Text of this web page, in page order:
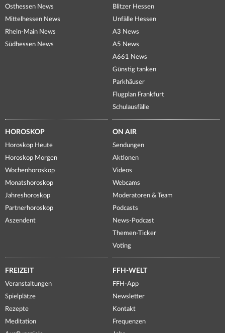
Osthessen News
Mittelhessen News
Rhein-Main News
Südhessen News
Blitzer Hessen
Unfälle Hessen
A3 News
A5 News
A661 News
Günstig tanken
Parkhäuser
Flugplan Frankfurt
Schulausfälle
HOROSKOP
Horoskop Heute
Horoskop Morgen
Wochenhoroskop
Monatshoroskop
Jahreshoroskop
Partnerhoroskop
Aszendent
ON AIR
Sendungen
Aktionen
Videos
Webcams
Moderatoren & Team
Podcasts
News-Podcast
Themen-Ticker
Voting
FREIZEIT
Veranstaltungen
Spielplätze
Rezepte
Meditation
FFH-WELT
FFH-App
Newsletter
Kontakt
Frequenzen